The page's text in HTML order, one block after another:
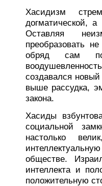
Хасидизм
догматической,
Оставляя
преобразовать
обряд сам
создавался новый
выше рассудка,
закона.
Хасиды
социальной
настолько
обществе.
интеллекта и
положительную